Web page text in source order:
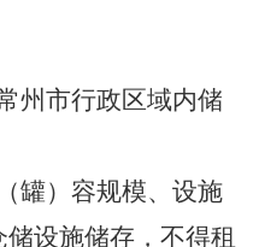
州市行政区域内储
罐）容规模、设施
设施储存，不得租